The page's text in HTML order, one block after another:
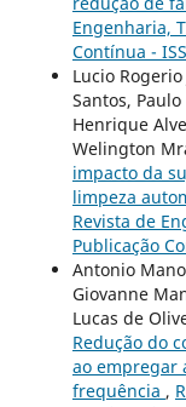
Engenharia,
Contínua -
Lucio
Santos,
Henrique
Welington
impacto da
limpeza
Revista de
Publicação
Antonio
Giovanne
Lucas de
Redução do
ao empregar
frequência ,